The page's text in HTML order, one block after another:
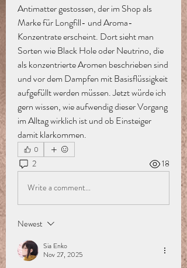
Antimatter gestossen, der im Shop als
Marke für Longfill- und Aroma-
Konzentrate erscheint. Dort sieht man
Sorten wie Black Hole oder Neutrino, die
als konzentrierte Aromen beschrieben sind
und vor dem Dampfen mit Basisflüssigkeit
aufgefüllt werden müssen. Jetzt würde ich
gern wissen, wie aufwendig dieser Vorgang
im Alltag wirklich ist und ob Einsteiger
damit klarkommen.
0
2 18
Write a comment...
Newest
Sia Enko
Nov 27, 2025